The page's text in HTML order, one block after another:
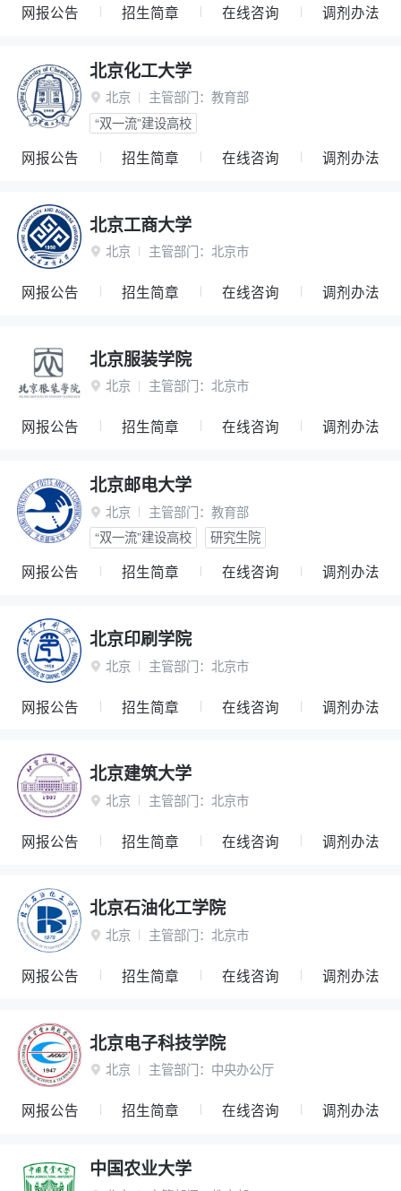
网报公告 招生简章 在线咨询 调剂办法
北京化工大学
 北京 主管部门： 教育部
“双一流”建设高校
网报公告 招生简章 在线咨询 调剂办法
北京工商大学
 北京 主管部门： 北京市
网报公告 招生简章 在线咨询 调剂办法
北京服装学院
 北京 主管部门： 北京市
网报公告 招生简章 在线咨询 调剂办法
北京邮电大学
 北京 主管部门： 教育部
“双一流”建设高校
研究生院
网报公告 招生简章 在线咨询 调剂办法
北京印刷学院
 北京 主管部门： 北京市
网报公告 招生简章 在线咨询 调剂办法
北京建筑大学
 北京 主管部门： 北京市
网报公告 招生简章 在线咨询 调剂办法
北京石油化工学院
 北京 主管部门： 北京市
网报公告 招生简章 在线咨询 调剂办法
北京电子科技学院
 北京 主管部门： 中央办公厅
网报公告 招生简章 在线咨询 调剂办法
中国农业大学